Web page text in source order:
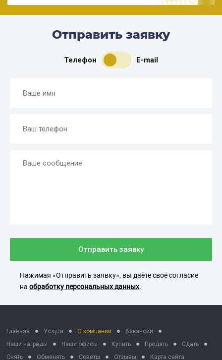
Отправить заявку
Телефон E-mail
Отправить заявку
Нажимая «Отправить заявку», вы даёте своё согласие
наобработку персональных данных.
Главная Услуги О компании
Вакансии
Наши награды
Наши офисы Купить Продать
Сдать
Снять
Обменять Советы Отзывы Карта сайта